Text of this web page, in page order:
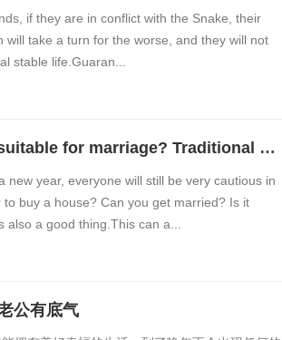
if they are in conflict with the Snake, their
take a turn for the worse, and they will not
stable life.Guaran...
Is 2025 the Year of the Snake unsuitable for marriage? Traditional concepts of zodiac signs and marriage
new year, everyone will still be very cautious in
buy a house? Can you get married? Is it
a good thing.This can a...
公有底气